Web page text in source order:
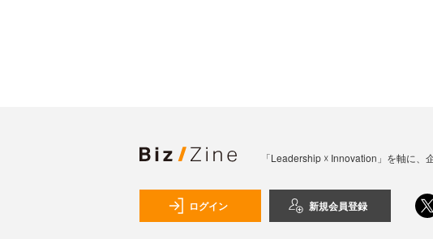
「Leadership ☓ Innovation」を軸に、
ログイン 新規会員登録